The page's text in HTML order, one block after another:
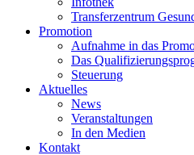
Transferzentrum
Promotion
Aufnahme in das
Das
Steuerung
Aktuelles
News
Veranstaltungen
In den Medien
Kontakt